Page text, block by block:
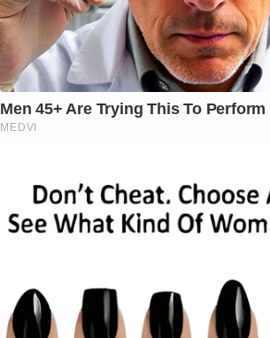
Men 45+ Are Trying This To
MEDVI